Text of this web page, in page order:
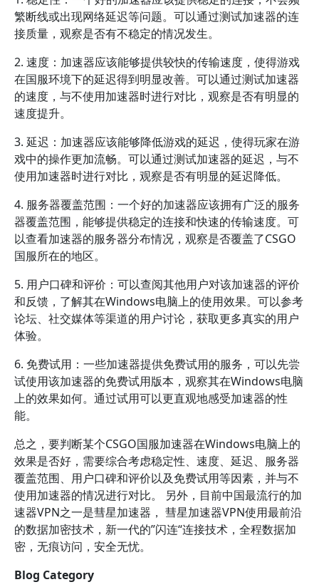
繁断线或出现网络延迟等问题。可以通过测试加速器的连
接质量，观察是否有不稳定的情况发生。
2. 速度：加速器应该能够提供较快的传输速度，使得游戏
在国服环境下的延迟得到明显改善。可以通过测试加速器
的速度，与不使用加速器时进行对比，观察是否有明显的
速度提升。
3. 延迟：加速器应该能够降低游戏的延迟，使得玩家在游
戏中的操作更加流畅。可以通过测试加速器的延迟，与不
使用加速器时进行对比，观察是否有明显的延迟降低。
4. 服务器覆盖范围：一个好的加速器应该拥有广泛的服务
器覆盖范围，能够提供稳定的连接和快速的传输速度。可
以查看加速器的服务器分布情况，观察是否覆盖了CSGO
国服所在的地区。
5. 用户口碑和评价：可以查阅其他用户对该加速器的评价
和反馈，了解其在Windows电脑上的使用效果。可以参考
论坛、社交媒体等渠道的用户讨论，获取更多真实的用户
体验。
6. 免费试用：一些加速器提供免费试用的服务，可以先尝
试使用该加速器的免费试用版本，观察其在Windows电脑
上的效果如何。通过试用可以更直观地感受加速器的性
能。
总之，要判断某个CSGO国服加速器在Windows电脑上的
效果是否好，需要综合考虑稳定性、速度、延迟、服务器
覆盖范围、用户口碑和评价以及免费试用等因素，并与不
使用加速器的情况进行对比。 另外，目前中国最流行的加
速器VPN之一是彗星加速器， 彗星加速器VPN使用最前沿
的数据加密技术，新一代的”闪连“连接技术，全程数据加
密，无痕访问，安全无忧。
Blog Category